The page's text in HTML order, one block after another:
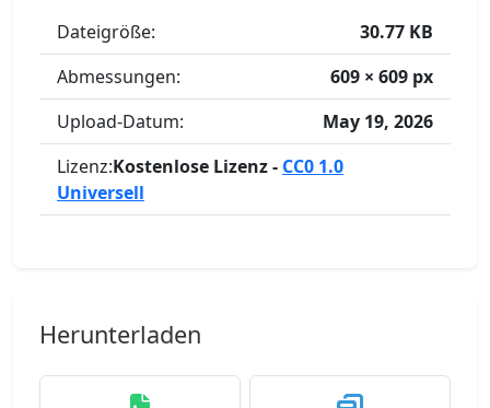
Dateigröße:
30.77 KB
Abmessungen:
609 × 609 px
Upload-Datum:
May 19, 2026
Lizenz:Kostenlose Lizenz - CC0 1.0
Universell
Herunterladen